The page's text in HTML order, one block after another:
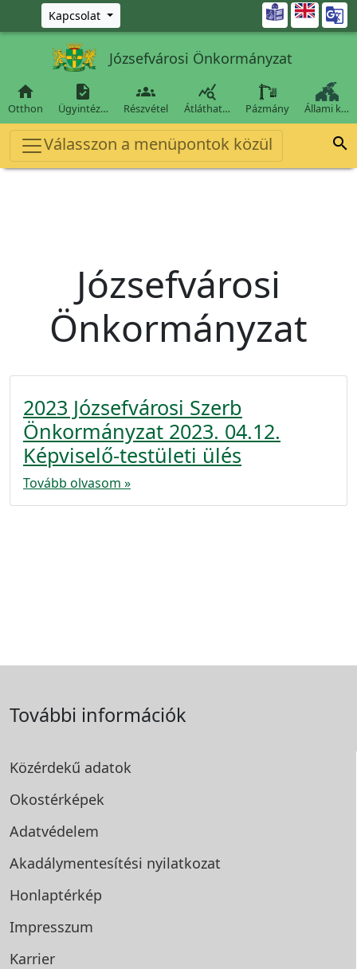
Ugrás a fő tartalomra
Kapcsolat 
Józsefvárosi Önkormányzat

Otthon

Ügyintéz…

Részvétel

Átláthat… Pázmány Állami k…
Válasszon a menüpontok közül 
Józsefvárosi
Önkormányzat
2023 Józsefvárosi Szerb
Önkormányzat 2023. 04.12.
Képviselő-testületi ülés
Tovább olvasom »
További információk
Közérdekű adatok
Okostérképek
Adatvédelem
Akadálymentesítési nyilatkozat
Honlaptérkép
Impresszum
Karrier